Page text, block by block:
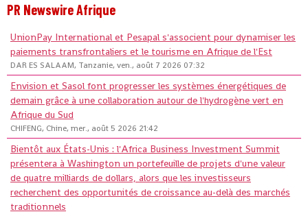
PR Newswire Afrique
UnionPay International et Pesapal s'associent pour dynamiser les
paiements transfrontaliers et le tourisme en Afrique de l'Est
DAR ES SALAAM, Tanzanie, ven., août 7 2026 07:32
Envision et Sasol font progresser les systèmes énergétiques de
demain grâce à une collaboration autour de l'hydrogène vert en
Afrique du Sud
CHIFENG, Chine, mer., août 5 2026 21:42
Bientôt aux États-Unis : l'Africa Business Investment Summit
présentera à Washington un portefeuille de projets d'une valeur
de quatre milliards de dollars, alors que les investisseurs
recherchent des opportunités de croissance au-delà des marchés
traditionnels